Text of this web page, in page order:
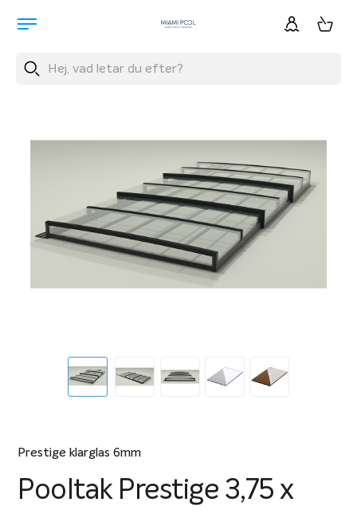
Prestige klarglas 6mm
Pooltak Prestige 3,75 x